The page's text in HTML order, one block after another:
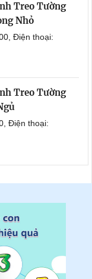
Treo Tường
Nhỏ
Điện thoại:
Treo Tường
Điện thoại: